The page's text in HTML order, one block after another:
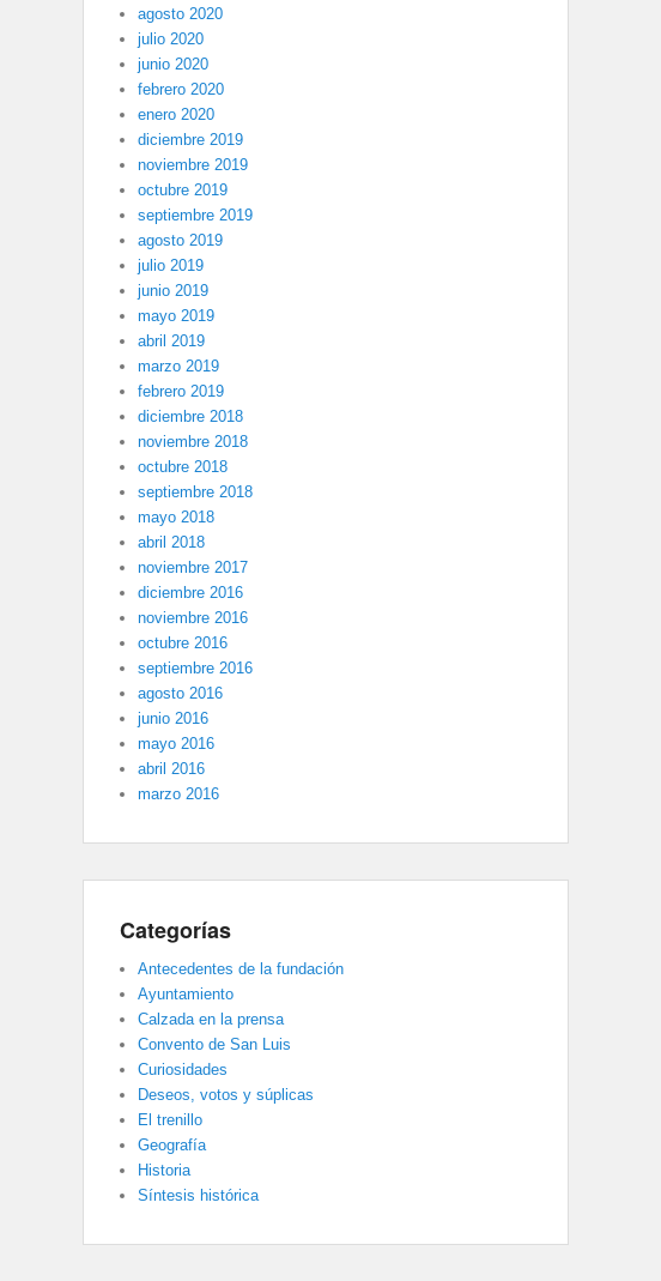
agosto 2020
julio 2020
junio 2020
febrero 2020
enero 2020
diciembre 2019
noviembre 2019
octubre 2019
septiembre 2019
agosto 2019
julio 2019
junio 2019
mayo 2019
abril 2019
marzo 2019
febrero 2019
diciembre 2018
noviembre 2018
octubre 2018
septiembre 2018
mayo 2018
abril 2018
noviembre 2017
diciembre 2016
noviembre 2016
octubre 2016
septiembre 2016
agosto 2016
junio 2016
mayo 2016
abril 2016
marzo 2016
Categorías
Antecedentes de la fundación
Ayuntamiento
Calzada en la prensa
Convento de San Luis
Curiosidades
Deseos, votos y súplicas
El trenillo
Geografía
Historia
Síntesis histórica